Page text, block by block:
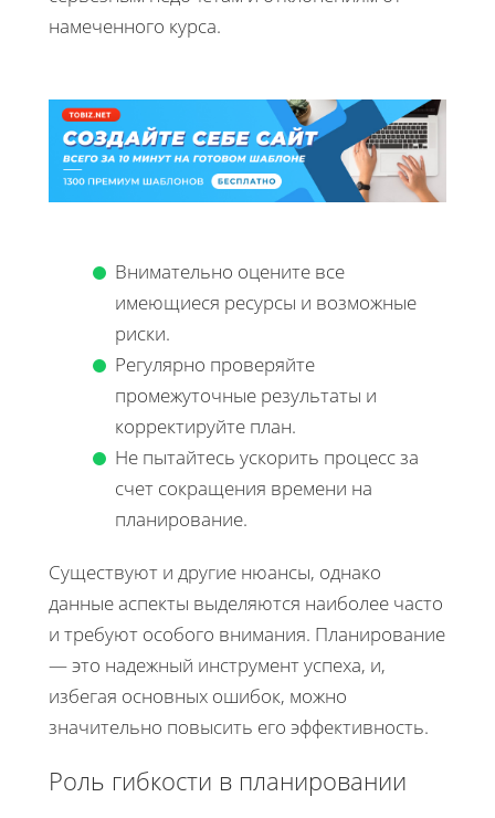
намеченного курса.
Внимательно оцените все
имеющиеся ресурсы и возможные
риски.
Регулярно проверяйте
промежуточные результаты и
корректируйте план.
Не пытайтесь ускорить процесс за
счет сокращения времени на
планирование.
Существуют и другие нюансы, однако
данные аспекты выделяются наиболее часто
и требуют особого внимания. Планирование
— это надежный инструмент успеха, и,
избегая основных ошибок, можно
значительно повысить его эффективность.
Роль гибкости в планировании